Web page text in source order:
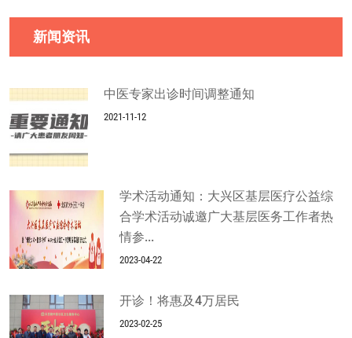
新闻资讯
中医专家出诊时间调整通知
2021-11-12
学术活动通知：大兴区基层医疗公益综
合学术活动诚邀广大基层医务工作者热
情参...
2023-04-22
开诊！将惠及4万居民
2023-02-25